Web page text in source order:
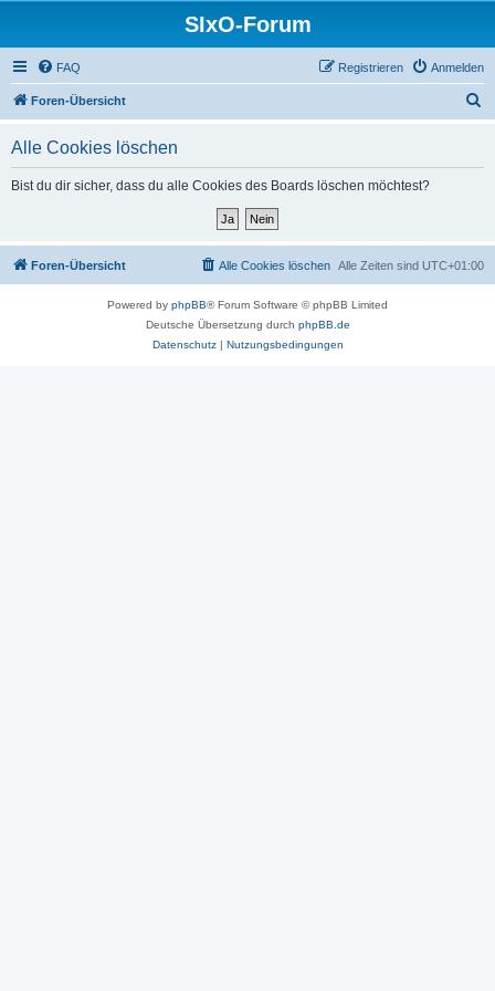
SIxO-Forum
FAQ Anmelden
Registrieren
Foren-Übersicht
Alle Cookies löschen
Bist du dir sicher, dass du alle Cookies des Boards löschen möchtest?
Foren-Übersicht Alle Zeiten sind UTC+01:00
Alle Cookies löschen
Powered by phpBB® Forum Software © phpBB Limited
Deutsche Übersetzung durch phpBB.de
Datenschutz| Nutzungsbedingungen